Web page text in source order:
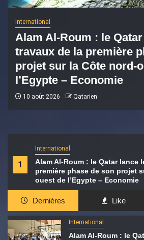
1
International
Alam Al-Roum : le Qatar lance
première phase de son projet
ouest de l’Egypte – Economie
International
Alam Al-Roum : le
travaux de la première
projet sur la Côte nord-
l’Egypte – Economie
10 août 2026 Qatarien
Dernières Like
International
Alam Al-Roum : le